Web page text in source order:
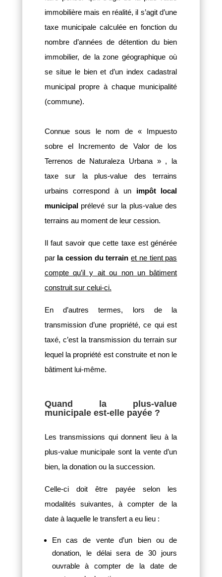
immobilière mais en réalité, il s’agit d’une
taxe municipale calculée en fonction du
nombre d’années de détention du bien
immobilier, de la zone géographique où
se situe le bien et d’un index cadastral
municipal propre à chaque municipalité
(commune).
Connue sous le nom de « Impuesto
sobre el Incremento de Valor de los
Terrenos de Naturaleza Urbana » , la
taxe sur la plus-value des terrains
urbains correspond à un impôt local
municipalprélevé sur la plus-value des
terrains au moment de leur cession.
Il faut savoir que cette taxe est générée
parla cession du terrain et ne tient pas
compte qu’il y ait ou non un bâtiment
construit sur celui-ci.
En d’autres termes, lors de la
transmission d’une propriété, ce qui est
taxé, c’est la transmission du terrain sur
lequel la propriété est construite et non le
bâtiment lui-même.
Quand la plus-value
municipale est-elle payée ?
Les transmissions qui donnent lieu à la
plus-value municipale sont la vente d’un
bien, la donation ou la succession.
Celle-ci doit être payée selon les
modalités suivantes, à compter de la
date à laquelle le transfert a eu lieu :
En cas de vente d’un bien ou de
donation, le délai sera de 30 jours
ouvrable à compter de la date de